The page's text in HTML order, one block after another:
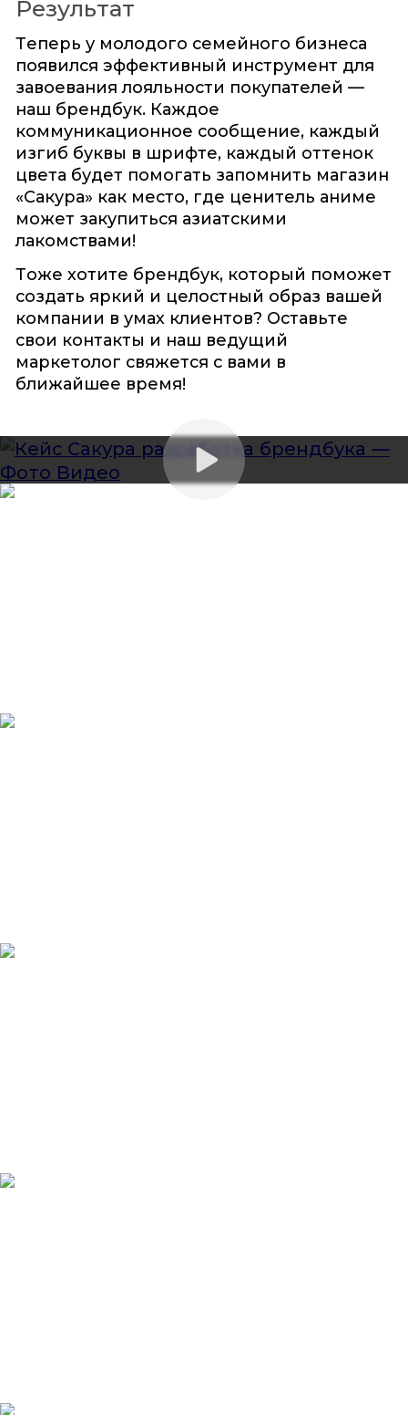
Результат
Теперь у молодого семейного бизнеса
появился эффективный инструмент для
завоевания лояльности покупателей —
наш брендбук. Каждое
коммуникационное сообщение, каждый
изгиб буквы в шрифте, каждый оттенок
цвета будет помогать запомнить магазин
«Сакура» как место, где ценитель аниме
может закупиться азиатскими
лакомствами!
Тоже хотите брендбук, который поможет
создать яркий и целостный образ вашей
компании в умах клиентов? Оставьте
свои контакты и наш ведущий
маркетолог свяжется с вами в
ближайшее время!